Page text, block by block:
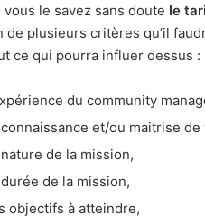
vous le savez sans doute le
de plusieurs critères qu’il
ce qui pourra influer dessus :
du community
connaissance et/ou maitrise
nature de la mission,
durée de la mission,
objectifs à atteindre,